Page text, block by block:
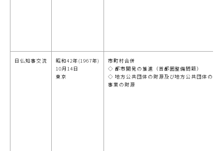
日仏知事交流
昭和42年(1967年)
10月14日
東京
市町村合併
◇ 都市開発の推進（首都圏整備問題）
◇ 地方公共団体の財源及び地方公共団体の参
事業の財源